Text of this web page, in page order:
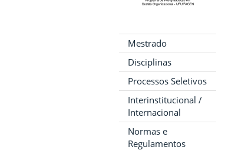
Mestrado
Disciplinas
Processos Seletivos
Interinstitucional /
Internacional
Normas e
Regulamentos